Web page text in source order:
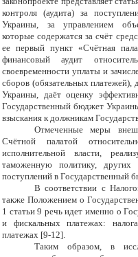
контроля (аудита) за
Украины, за управлением
которые содержатся за счёт
ее первый пункт «Счётная
финансовый аудит
своевременности уплаты и
сборов (обязательных платежей),
Украины, даёт оценку
Государственный бюджет
взыскания к должникам
Отмеченные меры
Счётной палатой
исполнительной власти,
таможенную политику, других
поступлений в Государственный
В соответствии с
также Положением о
1 статьи 9 речь идет именно о
и фискальных платежах:
платежах [9-12].
Таким образом, в